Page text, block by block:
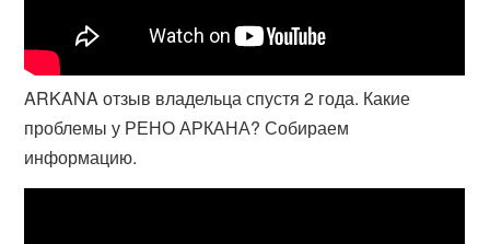
ARKANA отзыв владельца спустя 2 года. Какие
проблемы у РЕНО АРКАНА? Собираем
информацию.